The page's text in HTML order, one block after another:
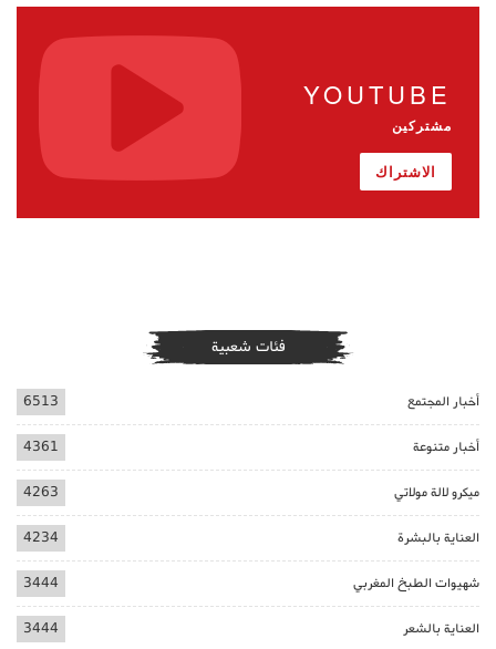
YOUTUBE
مشتركين
الاشتراك
فئات شعبية
أخبار المجتمع 6513
أخبار متنوعة 4361
ميكرو لالة مولاتي 4263
العناية بالبشرة 4234
شهيوات الطبخ المغربي 3444
العناية بالشعر 3444